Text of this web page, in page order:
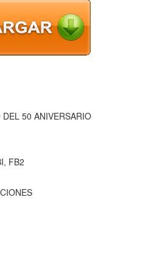
50 ANIVERSARIO
FB2